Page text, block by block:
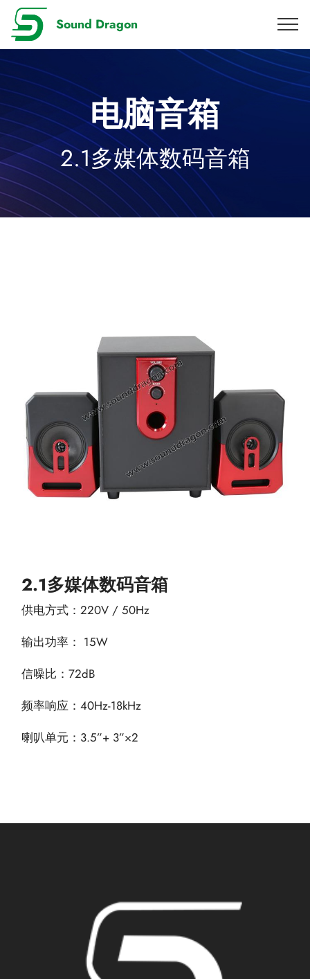
Sound Dragon
电脑音箱
2.1多媒体数码音箱
2.1多媒体数码音箱
供电方式：220V / 50Hz
输出功率： 15W
信噪比：72dB
频率响应：40Hz-18kHz
喇叭单元：3.5”+ 3”×2